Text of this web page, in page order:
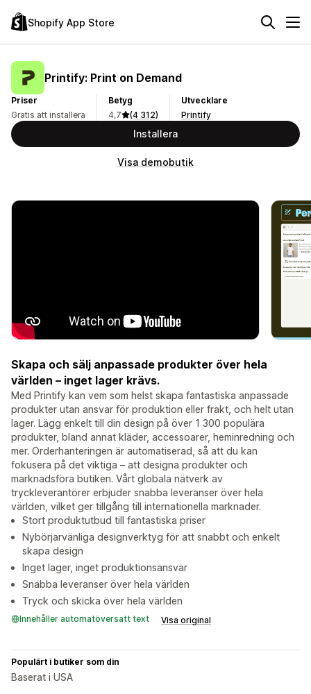
Shopify App Store
Printify: Print on Demand
Priser
Gratis att installera
Betyg
4,7
(4 312)
Utvecklare
Printify
Installera
Visa demobutik
Skapa och sälj anpassade produkter över hela
världen – inget lager krävs.
Med Printify kan vem som helst skapa fantastiska anpassade
produkter utan ansvar för produktion eller frakt, och helt utan
lager. Lägg enkelt till din design på över 1 300 populära
produkter, bland annat kläder, accessoarer, heminredning och
mer. Orderhanteringen är automatiserad, så att du kan
fokusera på det viktiga – att designa produkter och
marknadsföra butiken. Vårt globala nätverk av
tryckleverantörer erbjuder snabba leveranser över hela
världen, vilket ger tillgång till internationella marknader.
Stort produktutbud till fantastiska priser
Nybörjarvänliga designverktyg för att snabbt och enkelt
skapa design
Inget lager, inget produktionsansvar
Snabba leveranser över hela världen
Tryck och skicka över hela världen
Innehåller automatöversatt text Visa original
Populärt i butiker som din
Baserat i USA